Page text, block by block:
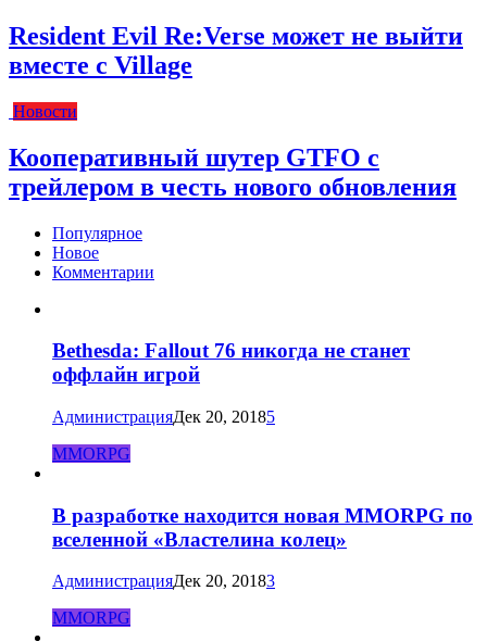
Resident Evil Re:Verse может не выйти
вместе с Village
Новости
Кооперативный шутер GTFO с
трейлером в честь нового обновления
Популярное
Новое
Комментарии
Bethesda: Fallout 76 никогда не станет
оффлайн игрой
АдминистрацияДек 20, 20185
MMORPG
В разработке находится новая MMORPG по
вселенной «Властелина колец»
АдминистрацияДек 20, 20183
MMORPG